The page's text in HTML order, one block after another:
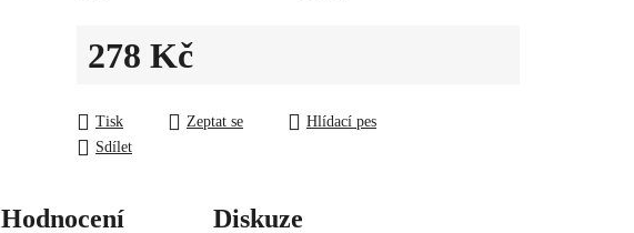
278 Kč
Tisk Zeptat se
Hlídací pes
Sdílet
Hodnocení Diskuze